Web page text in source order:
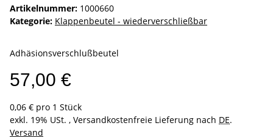
Artikelnummer: 1000660
Kategorie: Klappenbeutel - wiederverschließbar
Adhäsionsverschlußbeutel
57,00 €
0,06 € pro 1 Stück
exkl. 19% USt. , Versandkostenfreie Lieferung nach DE.
Versand